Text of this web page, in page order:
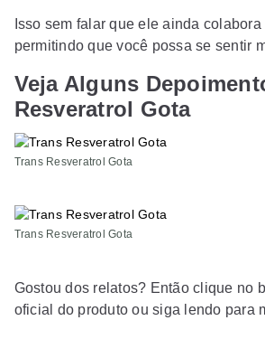
Isso sem falar que ele ainda
permitindo que você possa se sentir
Veja Alguns
Resveratrol Gota
Trans Resveratrol Gota
Trans Resveratrol Gota
Gostou dos relatos? Então clique no
oficial do produto ou siga lendo para